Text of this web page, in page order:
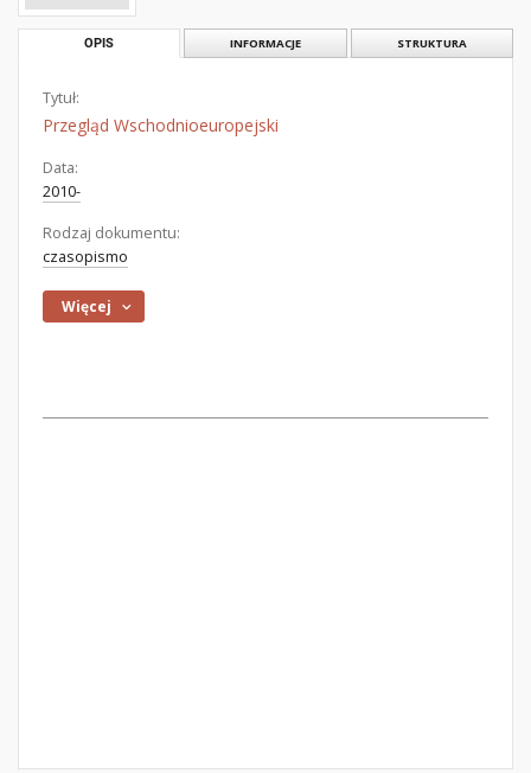
OPIS INFORMACJE STRUKTURA
Tytuł:
Przegląd Wschodnioeuropejski
Data:
2010-
Rodzaj dokumentu:
czasopismo
Więcej